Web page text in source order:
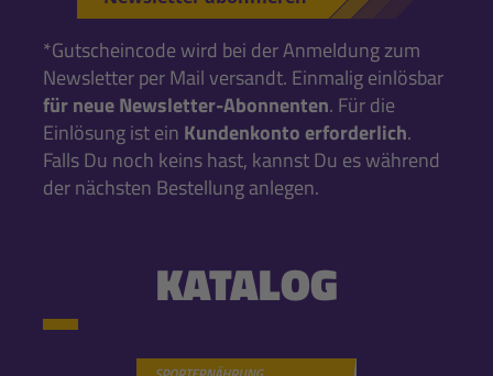
*Gutscheincode wird bei der Anmeldung zum
Newsletter per Mail versandt. Einmalig einlösbar
für neue Newsletter-Abonnenten. Für die
Einlösung ist ein Kundenkonto erforderlich.
Falls Du noch keins hast, kannst Du es während
der nächsten Bestellung anlegen.
KATALOG